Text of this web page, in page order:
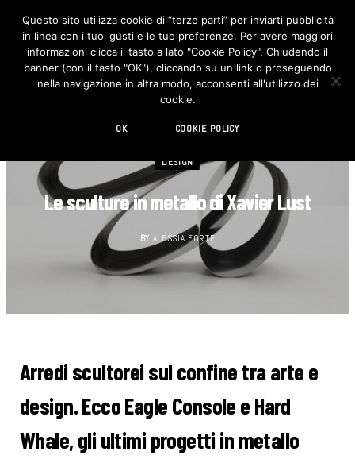
F
c
e
b
o
I
n
s
t
DESIGN
Le sculture in metallo di Xavier Lust
BY ALESSIA FORTE
Arredi scultorei sul confine tra arte e
design. Ecco Eagle Console e Hard
Whale, gli ultimi progetti in metallo
Questo sito utilizza cookie di “terze parti” per inviarti pubblicità
in linea con i tuoi gusti e le tue preferenze. Per avere maggiori
informazioni clicca il tasto a lato "Cookie Policy". Chiudendo il
banner (con il tasto "OK"), cliccando su un link o proseguendo
nella navigazione in altra modo, acconsenti all'utilizzo dei
cookie.
OK COOKIE POLICY